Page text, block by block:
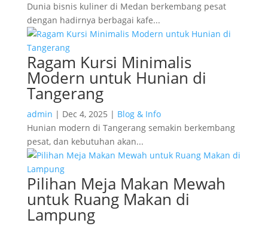
Dunia bisnis kuliner di Medan berkembang pesat
dengan hadirnya berbagai kafe...
Ragam Kursi Minimalis
Modern untuk Hunian di
Tangerang
admin | Dec 4, 2025 | Blog & Info
Hunian modern di Tangerang semakin berkembang
pesat, dan kebutuhan akan...
Pilihan Meja Makan Mewah
untuk Ruang Makan di
Lampung